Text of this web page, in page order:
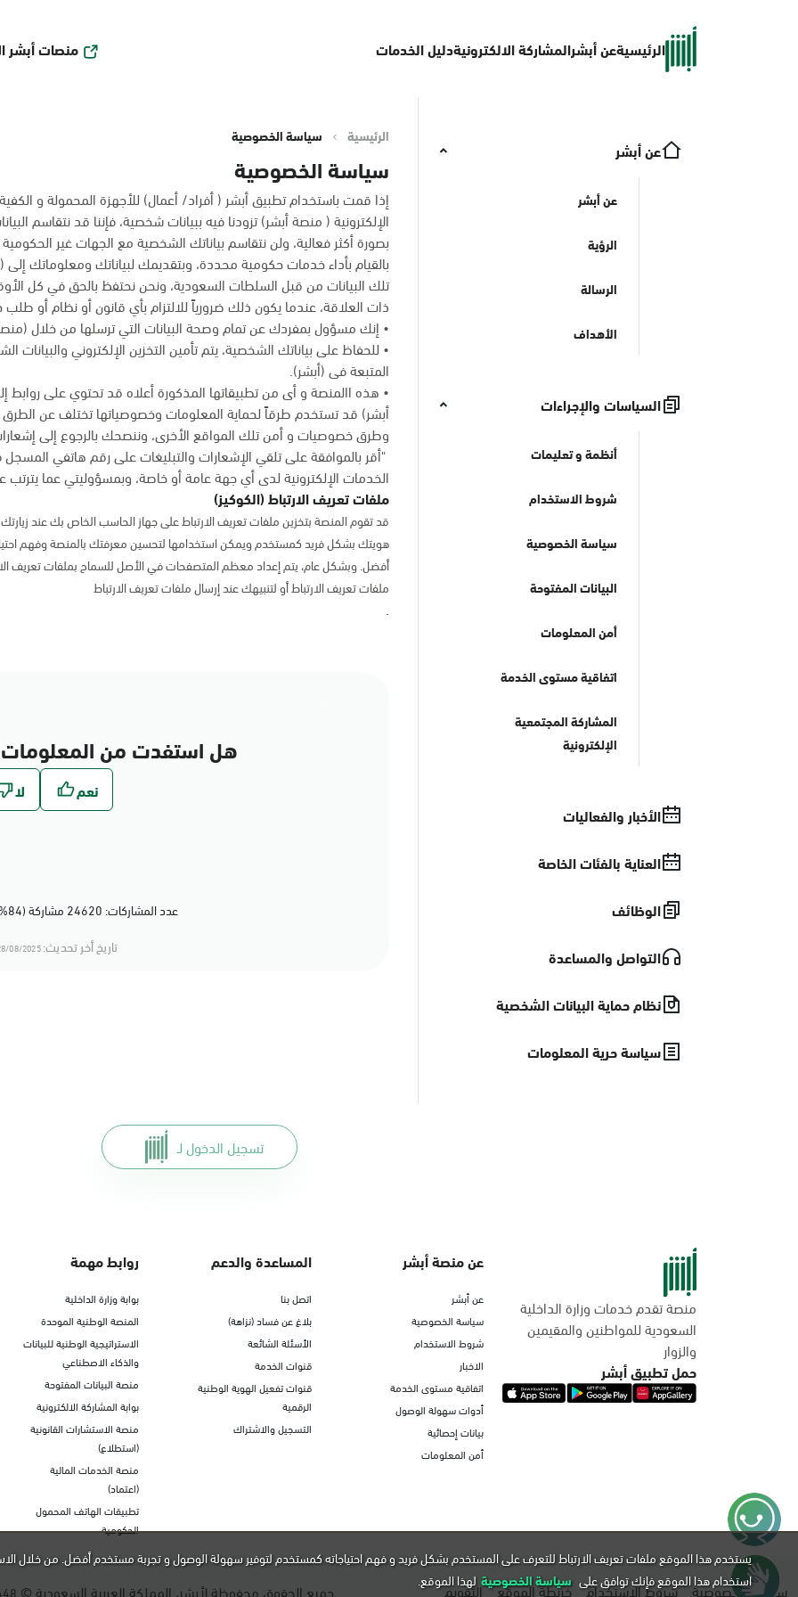
الرئيسيةعن أبشرالمشاركة الالكترونيةدليل الخدمات منصات أبشر
عن أبشر
عن أبشر
الرؤية
الرسالة
الأهداف
السياسات والإجراءات
أنظمة و تعليمات
شروط الاستخدام
سياسة الخصوصية
البيانات المفتوحة
أمن المعلومات
اتفاقية مستوى الخدمة
المشاركة المجتمعية
الإلكترونية
الأخبار والفعاليات
العناية بالفئات الخاصة
الوظائف
التواصل والمساعدة
نظام حماية البيانات الشخصية
سياسة حرية المعلومات
الرئيسية سياسة الخصوصية
سياسة الخصوصية
إذا قمت باستخدام تطبيق أبشر ( أفراد/ أعمال) للأجهزة المحمولة و الكفية
الإلكترونية ( منصة أبشر) تزودنا فيه ببيانات شخصية، فإننا قد نتقاسم
بصورة أكثر فعالية، ولن نتقاسم بياناتك الشخصية مع الجهات غير
بالقيام بأداء خدمات حكومية محددة، وبتقديمك لبياناتك ومعلوماتك
تلك البيانات من قبل السلطات السعودية، ونحن نحتفظ بالحق في كل
ذات العلاقة، عندما يكون ذلك ضرورياً للالتزام بأي قانون أو نظام أو
• إنك مسؤول بمفردك عن تمام وصحة البيانات التي ترسلها من خلال
• للحفاظ على بياناتك الشخصية، يتم تأمين التخزين الإلكتروني والبيانات
المتبعة فى (أبشر).
• هذه االمنصة و أى من تطبيقاتها المذكورة أعلاه قد تحتوي على روابط
أبشر) قد تستخدم طرقاً لحماية المعلومات وخصوصياتها تختلف عن
وطرق خصوصيات و أمن تلك المواقع الأخرى، وننصحك بالرجوع إلى
"أقر بالموافقة على تلقي الإشعارات والتبليغات على رقم هاتفي
الخدمات الإلكترونية لدى أي جهة عامة أو خاصة، وبمسؤوليتي عما
ملفات تعريف الارتباط (الكوكيز)
قد تقوم المنصة بتخزين ملفات تعريف الارتباط على جهاز الحاسب الخاص بك عند
هويتك بشكل فريد كمستخدم ويمكن استخدامها لتحسين معرفتك بالمنصة وفهم
أفضل. وبشكل عام، يتم إعداد معظم المتصفحات في الأصل للسماح بملفات تعريف
ملفات تعريف الارتباط أو لتنبيهك عند إرسال ملفات تعريف الارتباط
.
هل استفدت من
عدد المشاركات: 24620 مشاركة (84%) أعجبهم المحتوى
تاريخ أخر تحديث:08/2025 12:08
تسجيل الدخول لـ
منصة تقدم خدمات وزارة الداخلية
السعودية للمواطنين والمقيمين
والزوار
حمل تطبيق أبشر
عن منصة أبشر
عن أبشر
سياسة الخصوصية
شروط الاستخدام
الاخبار
اتفاقية مستوى الخدمة
أدوات سهولة الوصول
بيانات إحصائية
أمن المعلومات
المساعدة والدعم
اتصل بنا
بلاغ عن فساد (نزاهة)
الأسئلة الشائعة
قنوات الخدمة
قنوات تفعيل الهوية الوطنية
الرقمية
التسجيل والاشتراك
روابط مهمة
بوابة وزارة الداخلية
المنصة الوطنية الموحدة
الاستراتيجية الوطنية للبيانات
والذكاء الاصطناعي
منصة البيانات المفتوحة
بوابة المشاركة الالكترونية
منصة الاستشارات القانونية
(استطلاع)
منصة الخدمات المالية
(اعتماد)
تطبيقات الهاتف المحمول
الحكومية
سياسة الخصوصية شروط الاستخدام خريطة الموقع التقويم جميع الحقوق محفوظة لأبشر، المملكة العربية السعودية ©
يستخدم هذا الموقع ملفات تعريف الارتباط للتعرف على المستخدم بشكل فريد و فهم احتياجاته كمستخدم لتوفير سهولة الوصول و تجربة مستخدم أفضل. من خلال
استخدام هذا الموقع فإنك توافق على سياسة الخصوصية لهذا الموقع.